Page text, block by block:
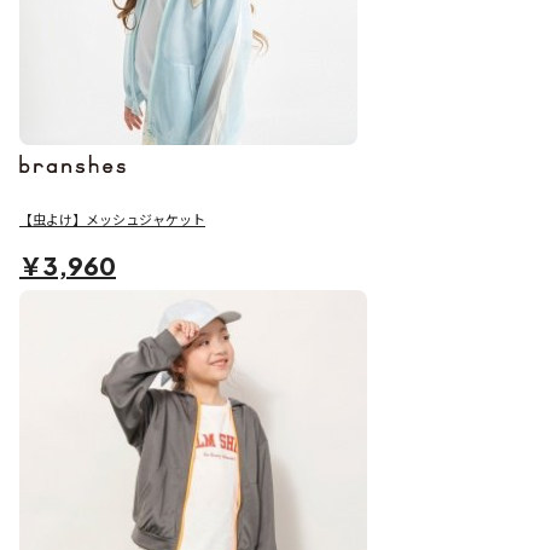
【虫よけ】メッシュジャケット
￥3,960